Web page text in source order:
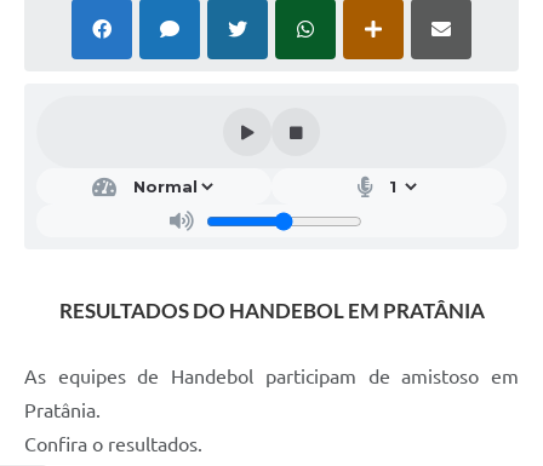
RESULTADOS DO HANDEBOL EM PRATÂNIA
As equipes de Handebol participam de amistoso em
Pratânia.
Confira o resultados.